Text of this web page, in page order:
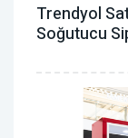
Trendyol
Soğutucu